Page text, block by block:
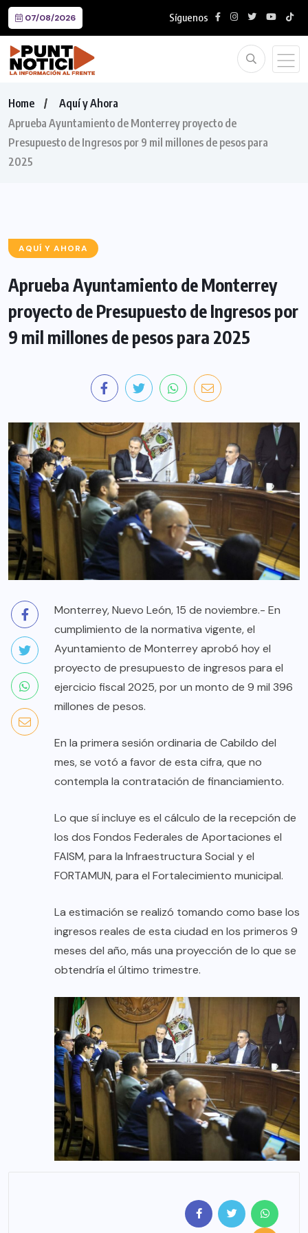
07/08/2026 Síguenos
Home
Aquí y Ahora
Aprueba Ayuntamiento de Monterrey proyecto de
Presupuesto de Ingresos por 9 mil millones de pesos para
2025
AQUÍ Y AHORA
Aprueba Ayuntamiento de Monterrey
proyecto de Presupuesto de Ingresos por
9 mil millones de pesos para 2025
Monterrey, Nuevo León, 15 de noviembre.- En
cumplimiento de la normativa vigente, el
Ayuntamiento de Monterrey aprobó hoy el
proyecto de presupuesto de ingresos para el
ejercicio fiscal 2025, por un monto de 9 mil 396
millones de pesos.
En la primera sesión ordinaria de Cabildo del
mes, se votó a favor de esta cifra, que no
contempla la contratación de financiamiento.
Lo que sí incluye es el cálculo de la recepción de
los dos Fondos Federales de Aportaciones el
FAISM, para la Infraestructura Social y el
FORTAMUN, para el Fortalecimiento municipal.
La estimación se realizó tomando como base los
ingresos reales de esta ciudad en los primeros 9
meses del año, más una proyección de lo que se
obtendría el último trimestre.